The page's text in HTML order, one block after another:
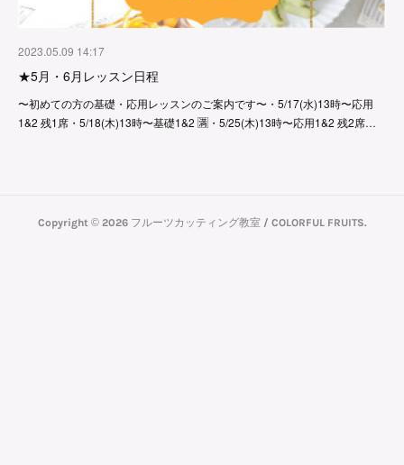
2023.05.09 14:17
★5月・6月レッスン日程
〜初めての方の基礎・応用レッスンのご案内です〜・5/17(水)13時〜応用
1&2 残1席・5/18(木)13時〜基礎1&2 🈵・5/25(木)13時〜応用1&2 残2席…
Copyright © 2026 フルーツカッティング教室 / COLORFUL FRUITS.